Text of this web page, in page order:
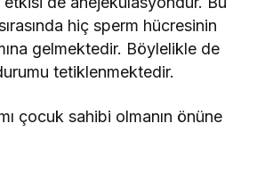
hiç sperm hücresinin
gelmektedir. Böylelikle de
tetiklenmektedir.
çocuk sahibi olmanın önüne